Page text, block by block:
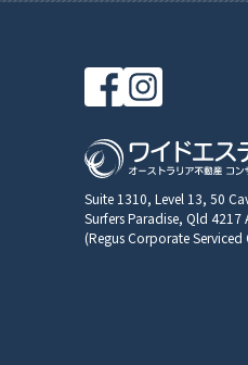
Suite 1310, Level 13, 50
Surfers Paradise, Qld 4217
(Regus Corporate Serviced